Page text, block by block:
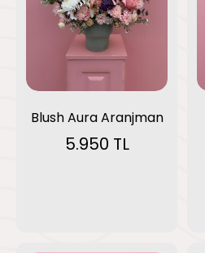
Blush Aura Aranjman
5.950 TL